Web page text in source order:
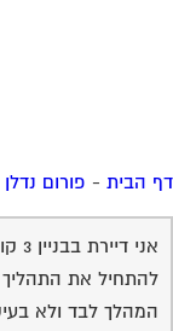
הבית-פורום נדלן -
אני
להתחיל את התהליך
המהלך לבד ולא